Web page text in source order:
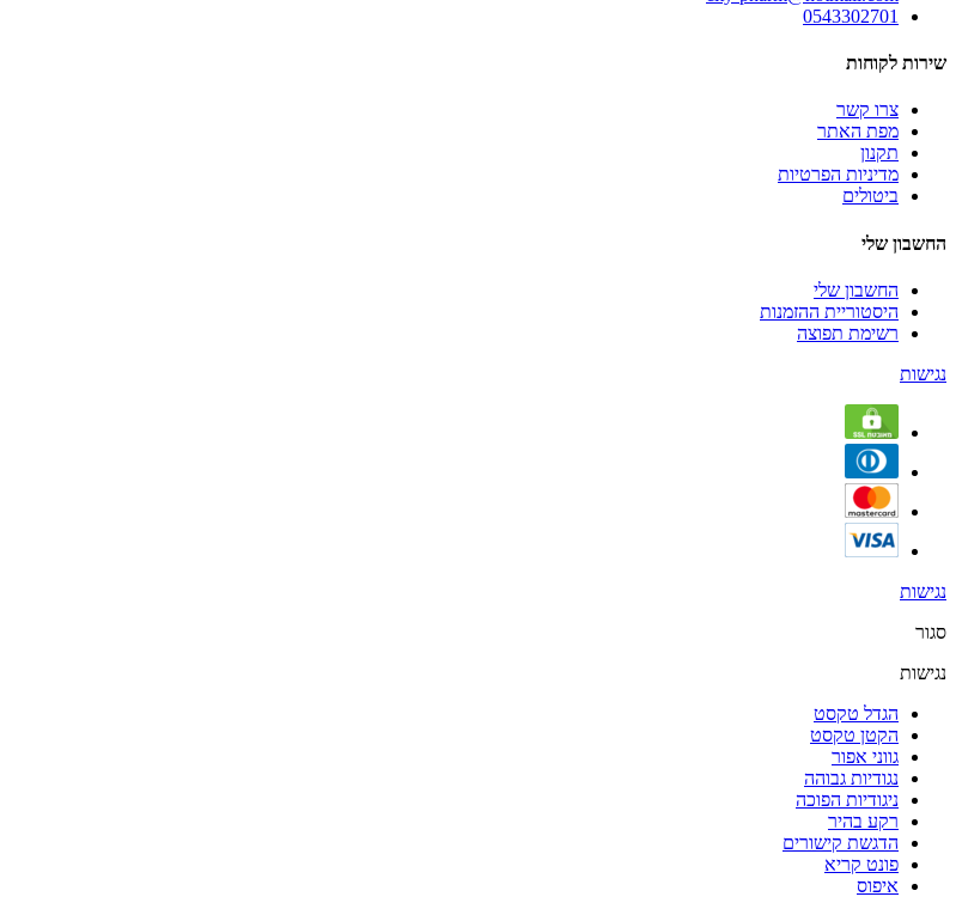
0543302701
שירות לקוחות
צרו קשר
מפת האתר
תקנון
מדיניות הפרטיות
ביטולים
החשבון שלי
החשבון שלי
היסטוריית ההזמנות
רשימת תפוצה
נגישות
נגישות
סגור
נגישות
הגדל טקסט
הקטן טקסט
גווני אפור
נגודיות גבוהה
ניגודיות הפוכה
רקע בהיר
הדגשת קישורים
פונט קריא
איפוס